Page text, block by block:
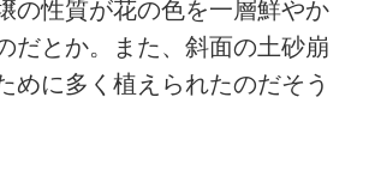
の性質が花の色を一層鮮やか
だとか。また、斜面の土砂崩
めに多く植えられたのだそう